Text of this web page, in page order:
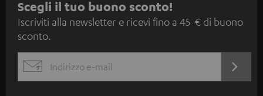
I
s
c
i
Scegli il tuo buono sconto!
Iscriviti alla newsletter e ricevi fino a 45 € di buono
sconto.
EMAIL
ORA